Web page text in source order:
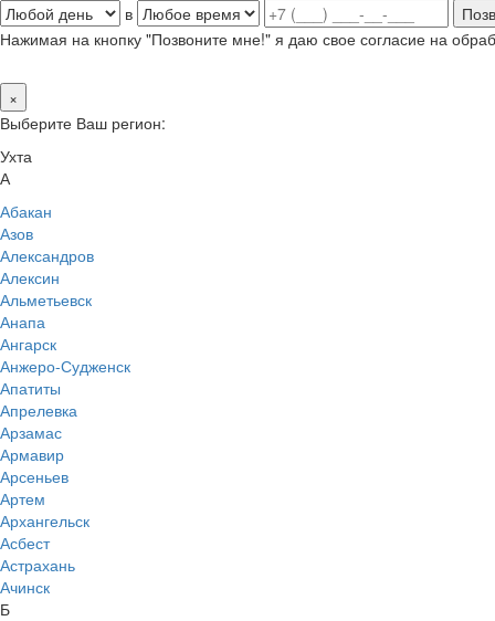
в
Нажимая на кнопку "Позвоните мне!" я даю свое согласие на
×
Выберите Ваш регион:
Ухта
А
Абакан
Азов
Александров
Алексин
Альметьевск
Анапа
Ангарск
Анжеро-Судженск
Апатиты
Апрелевка
Арзамас
Армавир
Арсеньев
Артем
Архангельск
Асбест
Астрахань
Ачинск
Б